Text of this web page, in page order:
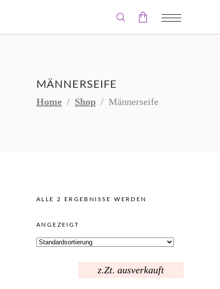
MÄNNERSEIFE
Home / Shop / Männerseife
ALLE 2 ERGEBNISSE WERDEN
ANGEZEIGT
z.Zt. ausverkauft